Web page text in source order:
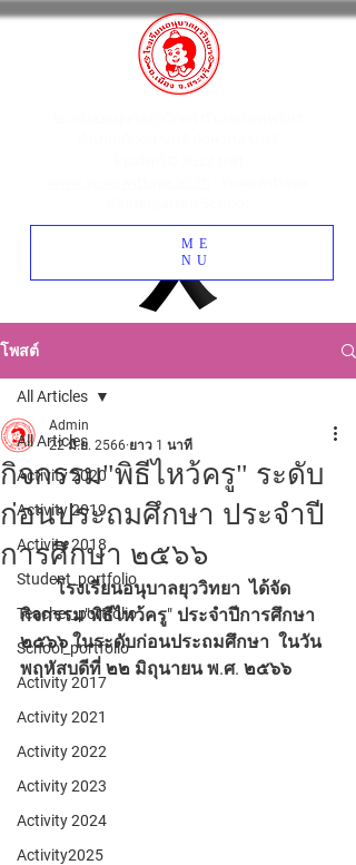
ME
NU
โพสต์
All Articles
Activity 2020
Activity 2019
Activity 2018
Student_portfolio
Teacher_portfolio
School_portfolio
Activity 2017
Activity 2021
Activity 2022
Activity 2023
Activity 2024
Activity2025
All Articles
กิจกรรม"พิธีไหว้ครู" ระดับ
ก่อนประถมศึกษา ประจำปี
การศึกษา ๒๕๖๖
Admin
22 มิ.ย. 2566 ยาว 1 นาที
        โรงเรียนอนุบาลยุววิทยา  ได้จัด
กิจกรรม"พิธีไหว้ครู" ประจำปีการศึกษา
๒๕๖๖ ในระดับก่อนประถมศึกษา  ในวัน
พฤหัสบดีที่ ๒๒ มิถุนายน พ.ศ. ๒๕๖๖